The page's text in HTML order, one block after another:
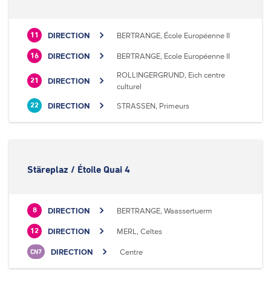
11 DIRECTION BERTRANGE, École Européenne II
16 DIRECTION BERTRANGE, Ecole Européenne II
21 DIRECTION
ROLLINGERGRUND, Eich centre
culturel
22 DIRECTION STRASSEN, Primeurs
Stäreplaz / Étoile Quai 4
8 DIRECTION BERTRANGE, Waassertuerm
12 DIRECTION MERL, Celtes
CN7 DIRECTION Centre